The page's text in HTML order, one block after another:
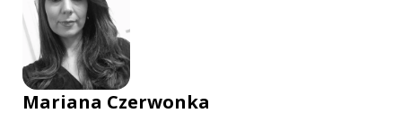
Mariana Czerwonka